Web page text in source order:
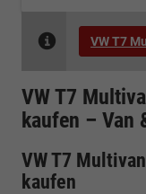
VW T7
VW T7
kaufen – Van
VW T7
kaufen